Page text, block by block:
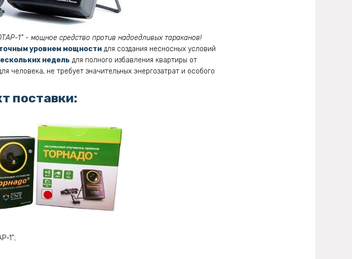
1" - мощное средство против надоедливых тараканов!
уровнем мощности для создания несносных условий
недель для полного избавления квартиры от
человека, не требует значительных энергозатрат и особого
поставки:
1";